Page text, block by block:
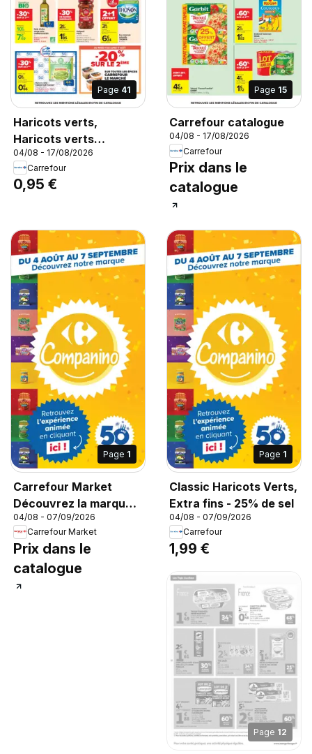
Page 41
Haricots verts,
Haricots verts
CARREFOUR CLASSIC'
Extra-fins, 220 g.
04/08 - 17/08/2026
Carrefour
0,95 €
Page 15
Carrefour catalogue
04/08 - 17/08/2026
Carrefour
Prix dans le
catalogue
Page 1
Carrefour Market
Découvrez la marque
carrefour companino
04/08 - 07/09/2026
Carrefour Market
Prix dans le
catalogue
Page 1
Classic Haricots Verts,
Extra fins - 25% de sel
04/08 - 07/09/2026
Carrefour
1,99 €
Page 12